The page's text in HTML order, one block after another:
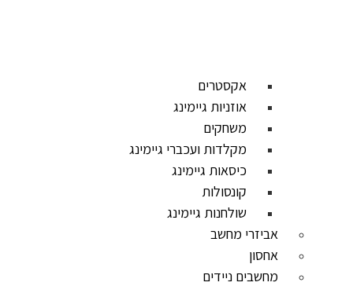
אקסטרים
אוזניות גיימינג
משחקים
מקלדות ועכברי גיימינג
כיסאות גיימינג
קונסולות
שולחנות גיימינג
אביזרי מחשב
אחסון
מחשבים ניידים